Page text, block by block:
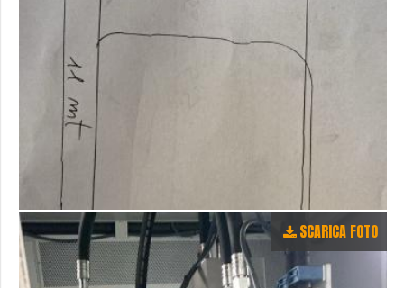
SCARICA FOTO